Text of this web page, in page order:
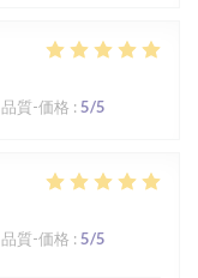
品質-価格 : 5/5
品質-価格 : 5/5